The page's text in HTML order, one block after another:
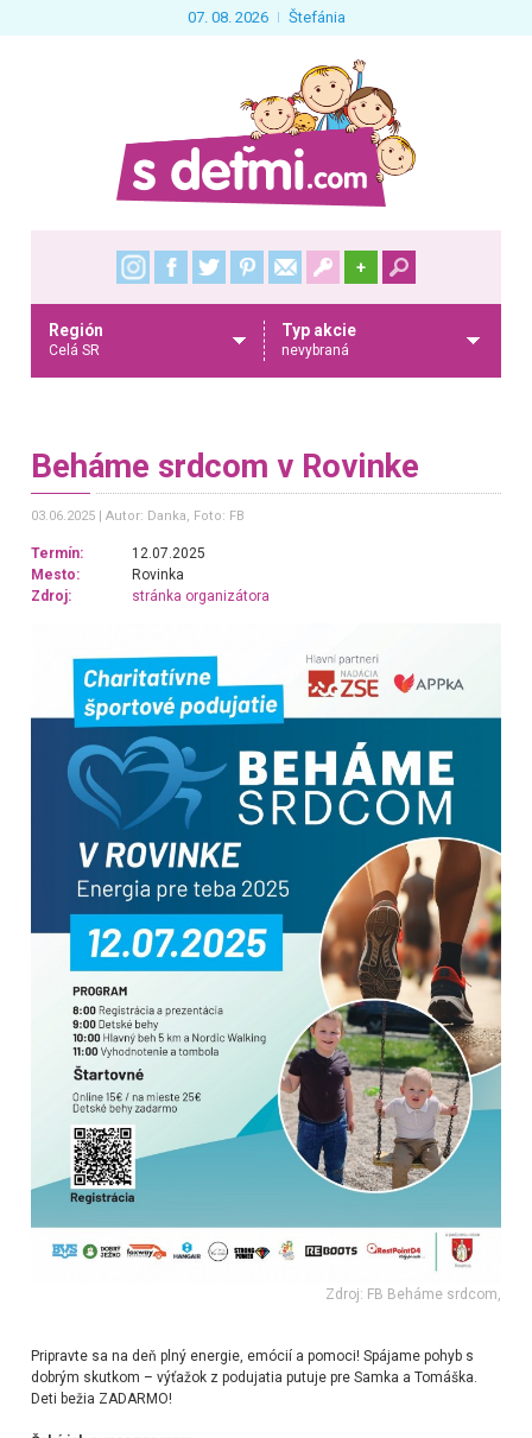
07. 08. 2026 Štefánia
+
Región
Celá SR
Typ akcie
nevybraná
Beháme srdcom v Rovinke
03.06.2025 Autor: Danka, Foto: FB
Termín:
12.07.2025
Mesto:
Rovinka
Zdroj:
stránka organizátora
Zdroj: FB Beháme srdcom,
Pripravte sa na deň plný energie, emócií a pomoci! Spájame pohyb s
dobrým skutkom – výťažok z podujatia putuje pre Samka a Tomáška.
Deti bežia ZADARMO!